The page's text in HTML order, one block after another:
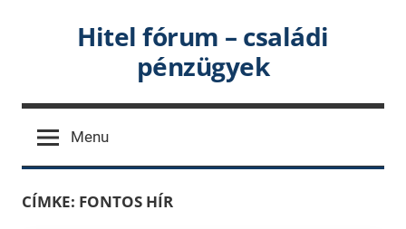
Hitel fórum – családi
pénzügyek
Menu
CÍMKE: FONTOS HÍR